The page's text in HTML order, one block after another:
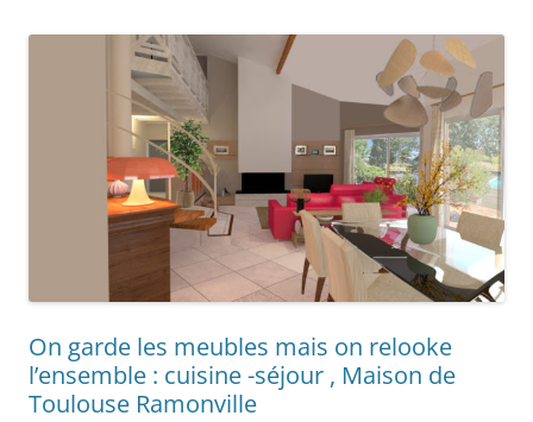
On garde les meubles mais on relooke
l’ensemble : cuisine -séjour , Maison de
Toulouse Ramonville